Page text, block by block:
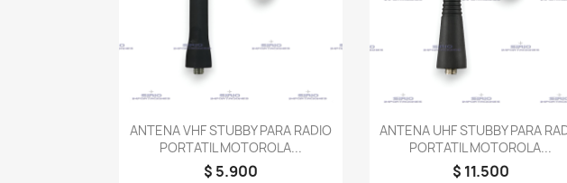
Vista rápida
ANTENA VHF STUBBY PARA RADIO
PORTATIL MOTOROLA...
$ 5.900
Vista rápida
ANTENA UHF STUBBY PARA
PORTATIL MOTOROLA...
$ 11.500